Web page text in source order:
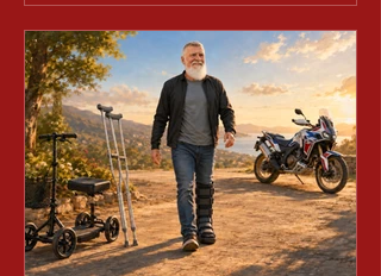
wieder zu etwas ganz Natürlichem,
auch wenn ich meine Beine
gelegentlich noch daran erinnern
muss, dass sie nun wieder
selbstständig arbeiten dürfen. Vor
Kurzem war ich